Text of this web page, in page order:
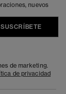
nuevos
SUSCRÍBETE
de marketing.
de privacidad